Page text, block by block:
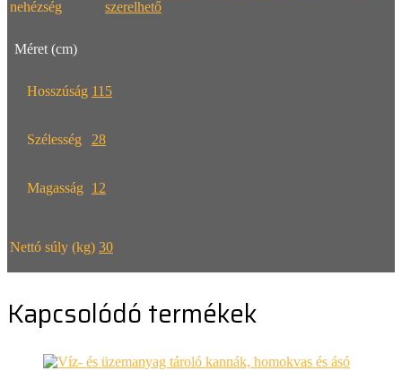
nehézség
szerelhető
Méret (cm)
Hosszúság 115
Szélesség 28
Magasság 12
Nettó súly (kg) 30
Kapcsolódó termékek